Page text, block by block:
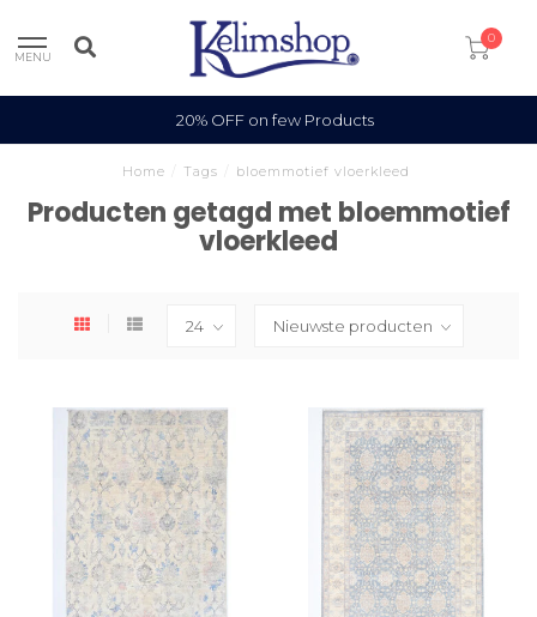
MENU
0
20% OFF on few Products
Home Tags bloemmotief vloerkleed
Producten getagd met bloemmotief
vloerkleed